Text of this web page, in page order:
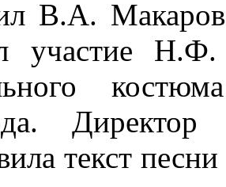
В.А.
участие
текст